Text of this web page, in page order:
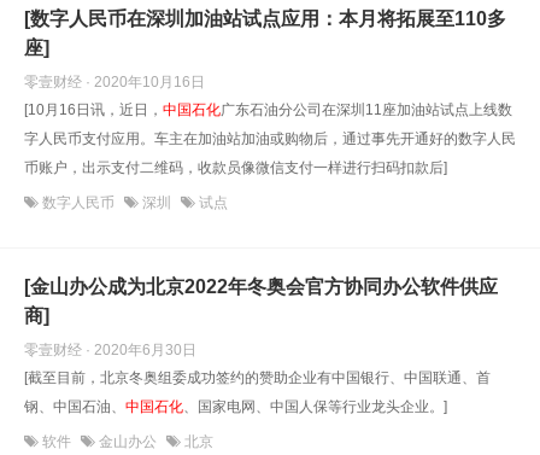
[数字人民币在深圳加油站试点应用：本月将拓展至110多
座]
零壹财经 · 2020年10月16日
[10月16日讯，近日， 中国石化广东石油分公司在深圳11座加油站试点上线数
字人民币支付应用。车主在加油站加油或购物后，通过事先开通好的数字人民
币账户，出示支付二维码，收款员像微信支付一样进行扫码扣款后]
数字人民币 深圳 试点
[金山办公成为北京2022年冬奥会官方协同办公软件供应
商]
零壹财经 · 2020年6月30日
[截至目前，北京冬奥组委成功签约的赞助企业有中国银行、中国联通、首
钢、中国石油、 中国石化、国家电网、中国人保等行业龙头企业。]
软件 金山办公 北京